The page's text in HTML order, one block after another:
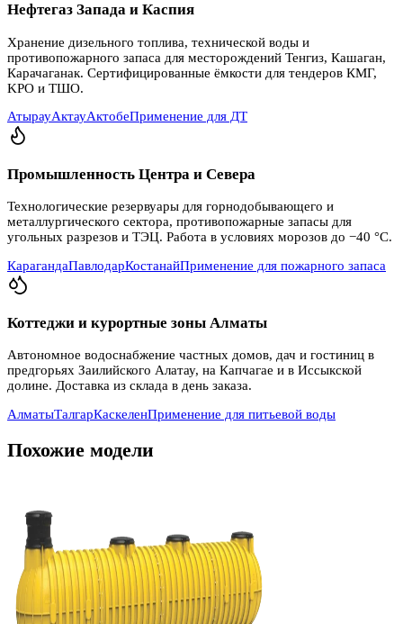
Нефтегаз Запада и Каспия
Хранение дизельного топлива, технической воды и
противопожарного запаса для месторождений Тенгиз, Кашаган,
Карачаганак. Сертифицированные ёмкости для тендеров КМГ,
KPO и ТШО.
АтырауАктауАктобеПрименение для ДТ
Промышленность Центра и Севера
Технологические резервуары для горнодобывающего и
металлургического сектора, противопожарные запасы для
угольных разрезов и ТЭЦ. Работа в условиях морозов до −40 °C.
КарагандаПавлодарКостанайПрименение для пожарного запаса
Коттеджи и курортные зоны Алматы
Автономное водоснабжение частных домов, дач и гостиниц в
предгорьях Заилийского Алатау, на Капчагае и в Иссыкской
долине. Доставка из склада в день заказа.
АлматыТалгарКаскеленПрименение для питьевой воды
Похожие модели